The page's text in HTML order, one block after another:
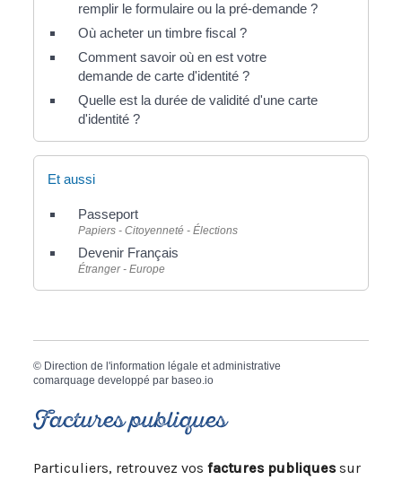
remplir le formulaire ou la pré-demande ?
Où acheter un timbre fiscal ?
Comment savoir où en est votre
demande de carte d'identité ?
Quelle est la durée de validité d'une carte
d'identité ?
Et aussi
Passeport
Papiers - Citoyenneté - Élections
Devenir Français
Étranger - Europe
© Direction de l'information légale et administrative
comarquage developpé par baseo.io
Factures publiques
Particuliers, retrouvez vos factures publiquessur